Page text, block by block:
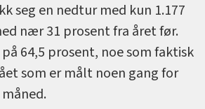
seg en nedtur med kun 1.177
nær 31 prosent fra året før.
64,5 prosent, noe som faktisk
som er målt noen gang for